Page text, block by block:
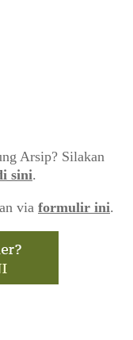
Arsip? Silakan
sini.
via formulir ini.